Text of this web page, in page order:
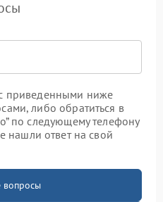
приведенными ниже
либо обратиться в
по следующему телефону
нашли ответ на свой